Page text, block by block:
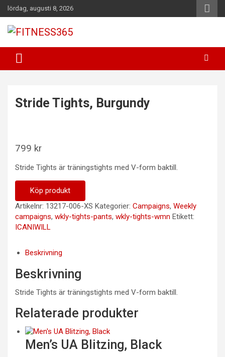
Hoppa
till
innehåll
lördag, augusti 8, 2026
FITNESS365
Stride Tights, Burgundy
799 kr
Stride Tights är träningstights med V-form baktill.
Köp produkt
Artikelnr: 13217-006-XS Kategorier: Campaigns, Weekly
campaigns, wkly-tights-pants, wkly-tights-wmn Etikett:
ICANIWILL
Beskrivning
Beskrivning
Stride Tights är träningstights med V-form baktill.
Relaterade produkter
Men’s UA Blitzing, Black